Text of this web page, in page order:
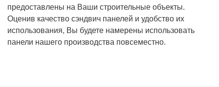
предоставлены на Ваши строительные объекты.
Оценив качество сэндвич панелей и удобство их
использования, Вы будете намерены использовать
панели нашего производства повсеместно.